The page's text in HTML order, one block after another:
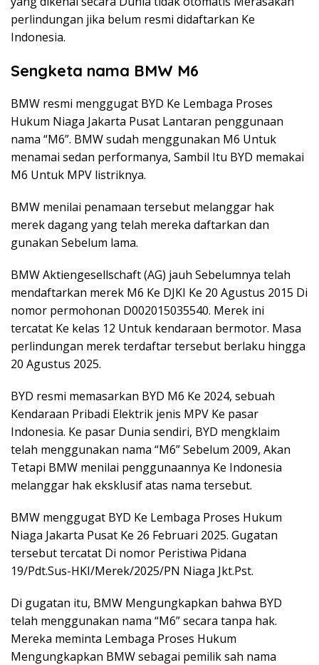
perlindungan jika belum resmi didaftarkan Ke
Indonesia.
Sengketa nama BMW M6
BMW resmi menggugat BYD Ke Lembaga Proses
Hukum Niaga Jakarta Pusat Lantaran penggunaan
nama “M6”. BMW sudah menggunakan M6 Untuk
menamai sedan performanya, Sambil Itu BYD memakai
M6 Untuk MPV listriknya.
BMW menilai penamaan tersebut melanggar hak
merek dagang yang telah mereka daftarkan dan
gunakan Sebelum lama.
BMW Aktiengesellschaft (AG) jauh Sebelumnya telah
mendaftarkan merek M6 Ke DJKI Ke 20 Agustus 2015 Di
nomor permohonan D002015035540. Merek ini
tercatat Ke kelas 12 Untuk kendaraan bermotor. Masa
perlindungan merek terdaftar tersebut berlaku hingga
20 Agustus 2025.
BYD resmi memasarkan BYD M6 Ke 2024, sebuah
Kendaraan Pribadi Elektrik jenis MPV Ke pasar
Indonesia. Ke pasar Dunia sendiri, BYD mengklaim
telah menggunakan nama “M6” Sebelum 2009, Akan
Tetapi BMW menilai penggunaannya Ke Indonesia
melanggar hak eksklusif atas nama tersebut.
BMW menggugat BYD Ke Lembaga Proses Hukum
Niaga Jakarta Pusat Ke 26 Februari 2025. Gugatan
tersebut tercatat Di nomor Peristiwa Pidana
19/Pdt.Sus-HKI/Merek/2025/PN Niaga Jkt.Pst.
Di gugatan itu, BMW Mengungkapkan bahwa BYD
telah menggunakan nama “M6” secara tanpa hak.
Mereka meminta Lembaga Proses Hukum
Mengungkapkan BMW sebagai pemilik sah nama